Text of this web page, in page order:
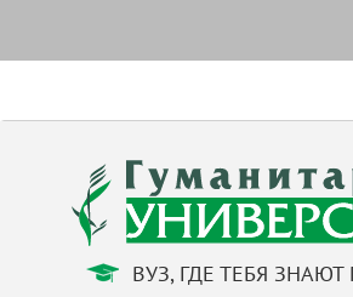
ВУЗ, ГДЕ ТЕБЯ